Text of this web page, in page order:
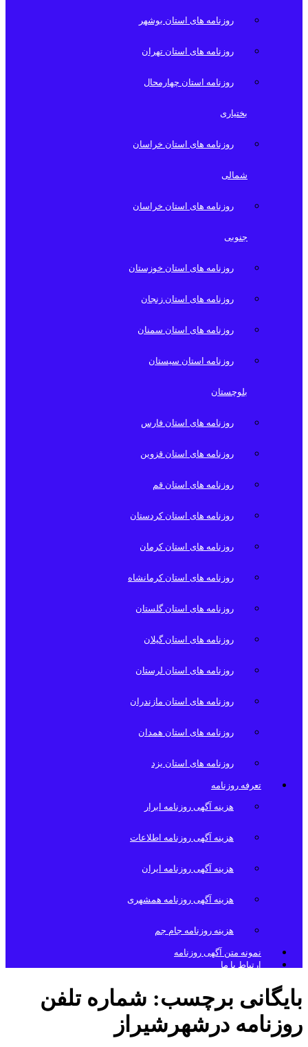
روزنامه های استان بوشهر
روزنامه های استان تهران
روزنامه استان چهارمحال
بختیاری
روزنامه های استان خراسان
شمالی
روزنامه های استان خراسان
جنوبی
روزنامه های استان خوزستان
روزنامه های استان زنجان
روزنامه های استان سمنان
روزنامه استان سیستان
بلوچستان
روزنامه های استان فارس
روزنامه های استان قزوین
روزنامه های استان قم
روزنامه های استان کردستان
روزنامه های استان کرمان
روزنامه های استان کرمانشاه
روزنامه های استان گلستان
روزنامه های استان گیلان
روزنامه های استان لرستان
روزنامه های استان مازندران
روزنامه های استان همدان
روزنامه های استان یزد
تعرفه روزنامه
هزینه آگهی روزنامه ابرار
هزینه آگهی روزنامه اطلاعات
هزینه آگهی روزنامه ایران
هزینه آگهی روزنامه همشهری
هزینه روزنامه جام جم
نمونه متن آگهی روزنامه
ارتباط با ما
بایگانی برچسب: شماره تلفن
روزنامه درشهرشیراز